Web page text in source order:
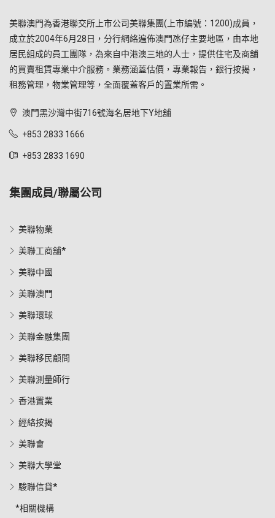
美聯澳門為香港聯交所上市公司美聯集團(上市編號：1200)成員，
成立於2004年6月28日，分行網絡遍佈澳門氹仔主要地區，由本地
居民組成的員工團隊，為來自中港澳三地的人士，提供住宅及商舖
的買賣租賃專業中介服務。業務涵蓋估價，專業報告，銀行按揭，
租務管理，物業管理等，全面覆蓋客戶的置業所需。
澳門黑沙灣中街716號海名居地下Y地舖
+853 2833 1666
+853 2833 1690
集團成員/聯屬公司
美聯物業
美聯工商舖*
美聯中國
美聯澳門
美聯環球
美聯金融集團
美聯移民顧問
美聯測量師行
香港置業
經絡按揭
美聯會
美聯大學堂
駿聯信貸*
*相關機構